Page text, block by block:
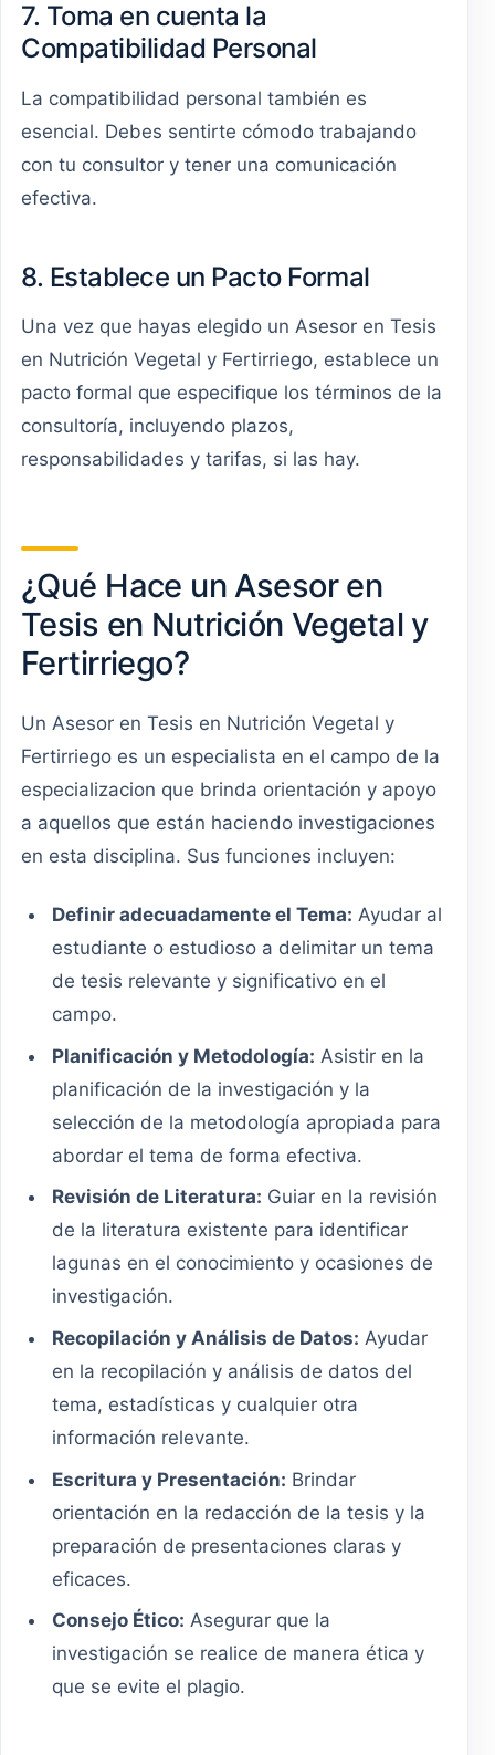
7. Toma en cuenta la
Compatibilidad Personal
La compatibilidad personal también es
esencial. Debes sentirte cómodo trabajando
con tu consultor y tener una comunicación
efectiva.
8. Establece un Pacto Formal
Una vez que hayas elegido un Asesor en Tesis
en Nutrición Vegetal y Fertirriego, establece un
pacto formal que especifique los términos de la
consultoría, incluyendo plazos,
responsabilidades y tarifas, si las hay.
¿Qué Hace un Asesor en
Tesis en Nutrición Vegetal y
Fertirriego?
Un Asesor en Tesis en Nutrición Vegetal y
Fertirriego es un especialista en el campo de la
especializacion que brinda orientación y apoyo
a aquellos que están haciendo investigaciones
en esta disciplina. Sus funciones incluyen:
Definir adecuadamente el Tema: Ayudar al
estudiante o estudioso a delimitar un tema
de tesis relevante y significativo en el
campo.
Planificación y Metodología: Asistir en la
planificación de la investigación y la
selección de la metodología apropiada para
abordar el tema de forma efectiva.
Revisión de Literatura: Guiar en la revisión
de la literatura existente para identificar
lagunas en el conocimiento y ocasiones de
investigación.
Recopilación y Análisis de Datos: Ayudar
en la recopilación y análisis de datos del
tema, estadísticas y cualquier otra
información relevante.
Escritura y Presentación: Brindar
orientación en la redacción de la tesis y la
preparación de presentaciones claras y
eficaces.
Consejo Ético: Asegurar que la
investigación se realice de manera ética y
que se evite el plagio.